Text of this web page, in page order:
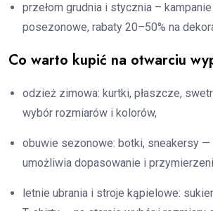
przełom grudnia i stycznia –
posezonowe, rabaty 20–50% na
Co warto kupić na otwarciu
odzież zimowa: kurtki, płaszcze,
wybór rozmiarów i kolorów,
obuwie sezonowe: botki, sneakersy —
umożliwia dopasowanie i
letnie ubrania i stroje kąpielowe: